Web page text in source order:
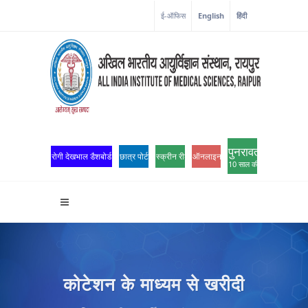
ई-ऑफिस English हिंदी
रोगी देखभाल डैशबोर्ड छात्र पोर्टल स्क्रीन रीडर एक्सेसऑनलाइन ओपीडी पंजीकरण
पुनरावर्तन
10 साल की उत्कृष्टता
कोटेशन के माध्यम से खरीदी